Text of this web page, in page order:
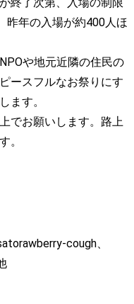
昨年の入場が約400人ほ
や地元近隣の住民の
ースフルなお祭りにす
ます。
でお願いします。路上
。
cough、